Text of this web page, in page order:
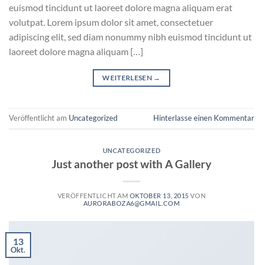
euismod tincidunt ut laoreet dolore magna aliquam erat
volutpat. Lorem ipsum dolor sit amet, consectetuer
adipiscing elit, sed diam nonummy nibh euismod tincidunt ut
laoreet dolore magna aliquam […]
WEITERLESEN →
Veröffentlicht am Uncategorized Hinterlasse einen Kommentar
UNCATEGORIZED
Just another post with A Gallery
VERÖFFENTLICHT AM OKTOBER 13, 2015 VON
AURORABOZA6@GMAIL.COM
13
Okt.